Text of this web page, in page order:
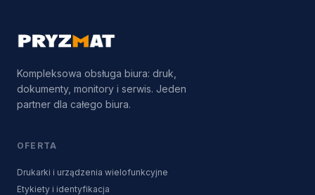
Kompleksowa obsługa biura: druk,
dokumenty, monitory i serwis. Jeden
partner dla całego biura.
OFERTA
Drukarki i urządzenia wielofunkcyjne
Etykiety i identyfikacja